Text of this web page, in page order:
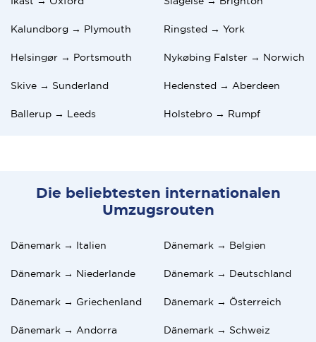
Kalundborg → Plymouth Ringsted → York
Helsingør → Portsmouth Nykøbing Falster → Norwich
Skive → Sunderland Hedensted → Aberdeen
Ballerup → Leeds Holstebro → Rumpf
Die beliebtesten internationalen
Umzugsrouten
Dänemark → Italien Dänemark → Belgien
Dänemark → Niederlande Dänemark → Deutschland
Dänemark → Griechenland Dänemark → Österreich
Dänemark → Andorra Dänemark → Schweiz